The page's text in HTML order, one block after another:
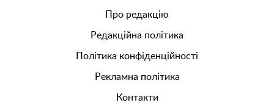
Про редакцію
Редакційна політика
Політика конфіденційності
Рекламна політика
Контакти